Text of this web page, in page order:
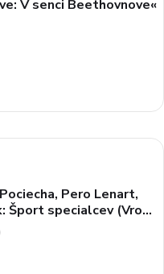
V senci Beethovnove«
Pero Lenart,
Šport specialcev (Vroča